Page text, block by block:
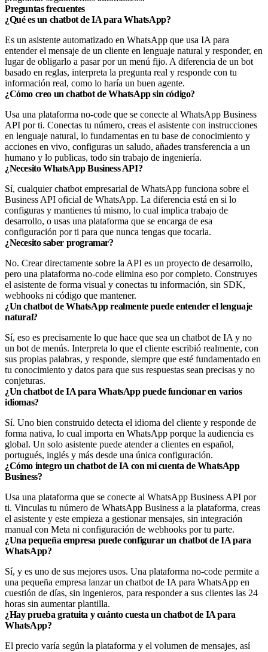
Preguntas frecuentes
¿Qué es un chatbot de IA para WhatsApp?
Es un asistente automatizado en WhatsApp que usa IA para
entender el mensaje de un cliente en lenguaje natural y responder, en
lugar de obligarlo a pasar por un menú fijo. A diferencia de un bot
basado en reglas, interpreta la pregunta real y responde con tu
información real, como lo haría un buen agente.
¿Cómo creo un chatbot de WhatsApp sin código?
Usa una plataforma no-code que se conecte al WhatsApp Business
API por ti. Conectas tu número, creas el asistente con instrucciones
en lenguaje natural, lo fundamentas en tu base de conocimiento y
acciones en vivo, configuras un saludo, añades transferencia a un
humano y lo publicas, todo sin trabajo de ingeniería.
¿Necesito WhatsApp Business API?
Sí, cualquier chatbot empresarial de WhatsApp funciona sobre el
Business API oficial de WhatsApp. La diferencia está en si lo
configuras y mantienes tú mismo, lo cual implica trabajo de
desarrollo, o usas una plataforma que se encarga de esa
configuración por ti para que nunca tengas que tocarla.
¿Necesito saber programar?
No. Crear directamente sobre la API es un proyecto de desarrollo,
pero una plataforma no-code elimina eso por completo. Construyes
el asistente de forma visual y conectas tu información, sin SDK,
webhooks ni código que mantener.
¿Un chatbot de WhatsApp realmente puede entender el lenguaje
natural?
Sí, eso es precisamente lo que hace que sea un chatbot de IA y no
un bot de menús. Interpreta lo que el cliente escribió realmente, con
sus propias palabras, y responde, siempre que esté fundamentado en
tu conocimiento y datos para que sus respuestas sean precisas y no
conjeturas.
¿Un chatbot de IA para WhatsApp puede funcionar en varios
idiomas?
Sí. Uno bien construido detecta el idioma del cliente y responde de
forma nativa, lo cual importa en WhatsApp porque la audiencia es
global. Un solo asistente puede atender a clientes en español,
portugués, inglés y más desde una única configuración.
¿Cómo integro un chatbot de IA con mi cuenta de WhatsApp
Business?
Usa una plataforma que se conecte al WhatsApp Business API por
ti. Vinculas tu número de WhatsApp Business a la plataforma, creas
el asistente y este empieza a gestionar mensajes, sin integración
manual con Meta ni configuración de webhooks por tu parte.
¿Una pequeña empresa puede configurar un chatbot de IA para
WhatsApp?
Sí, y es uno de sus mejores usos. Una plataforma no-code permite a
una pequeña empresa lanzar un chatbot de IA para WhatsApp en
cuestión de días, sin ingenieros, para responder a sus clientes las 24
horas sin aumentar plantilla.
¿Hay prueba gratuita y cuánto cuesta un chatbot de IA para
WhatsApp?
El precio varía según la plataforma y el volumen de mensajes, así